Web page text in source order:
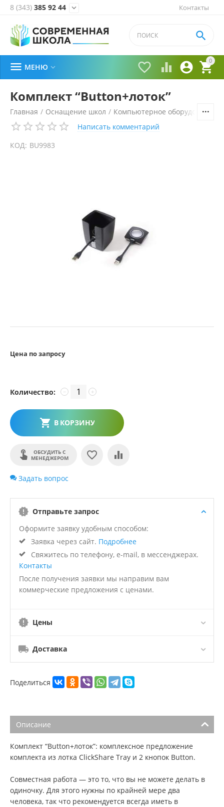
Контакты
8 (343) 385 92 44 
0


 

 МЕНЮ 
Комплект “Button+лоток”
Главная / Оснащение школ / Компьютерное оборудование,
Написать комментарий
КОД: BU9983
Цена по запросу
Количество: +
−
В КОРЗИНУ
ОБСУДИТЬ С
МЕНЕДЖЕРОМ
Задать вопрос
Отправьте запрос
Оформите заявку удобным способом:
Заявка через сайт. Подробнее
Свяжитесь по телефону, e-mail, в мессенджерах.
Контакты
После получения заявки мы направим вам
коммерческие предложения с ценами.
Цены
Доставка
Поделиться
Описание
Комплект “Button+лоток”: комплексное предложение
комплекта из лотка ClickShare Tray и 2 кнопок Button.
Совместная работа — это то, что вы не можете делать в
одиночку. Для этого нужны по крайней мере два
человека, так что рекомендуется всегда иметь в